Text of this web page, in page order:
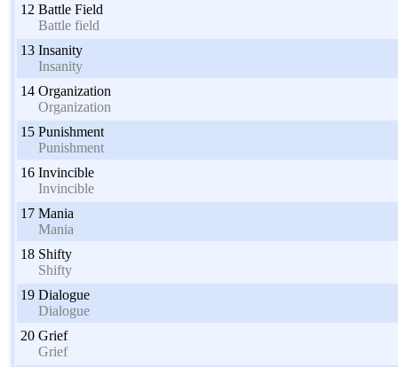
12 Battle Field
Battle field
13 Insanity
Insanity
14 Organization
Organization
15 Punishment
Punishment
16 Invincible
Invincible
17 Mania
Mania
18 Shifty
Shifty
19 Dialogue
Dialogue
20 Grief
Grief